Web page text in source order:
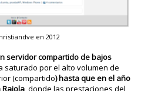
en 2012
servidor compartido de bajos
saturado por el alto volumen de
(compartido) hasta que en el año
Raiola, donde las prestaciones del